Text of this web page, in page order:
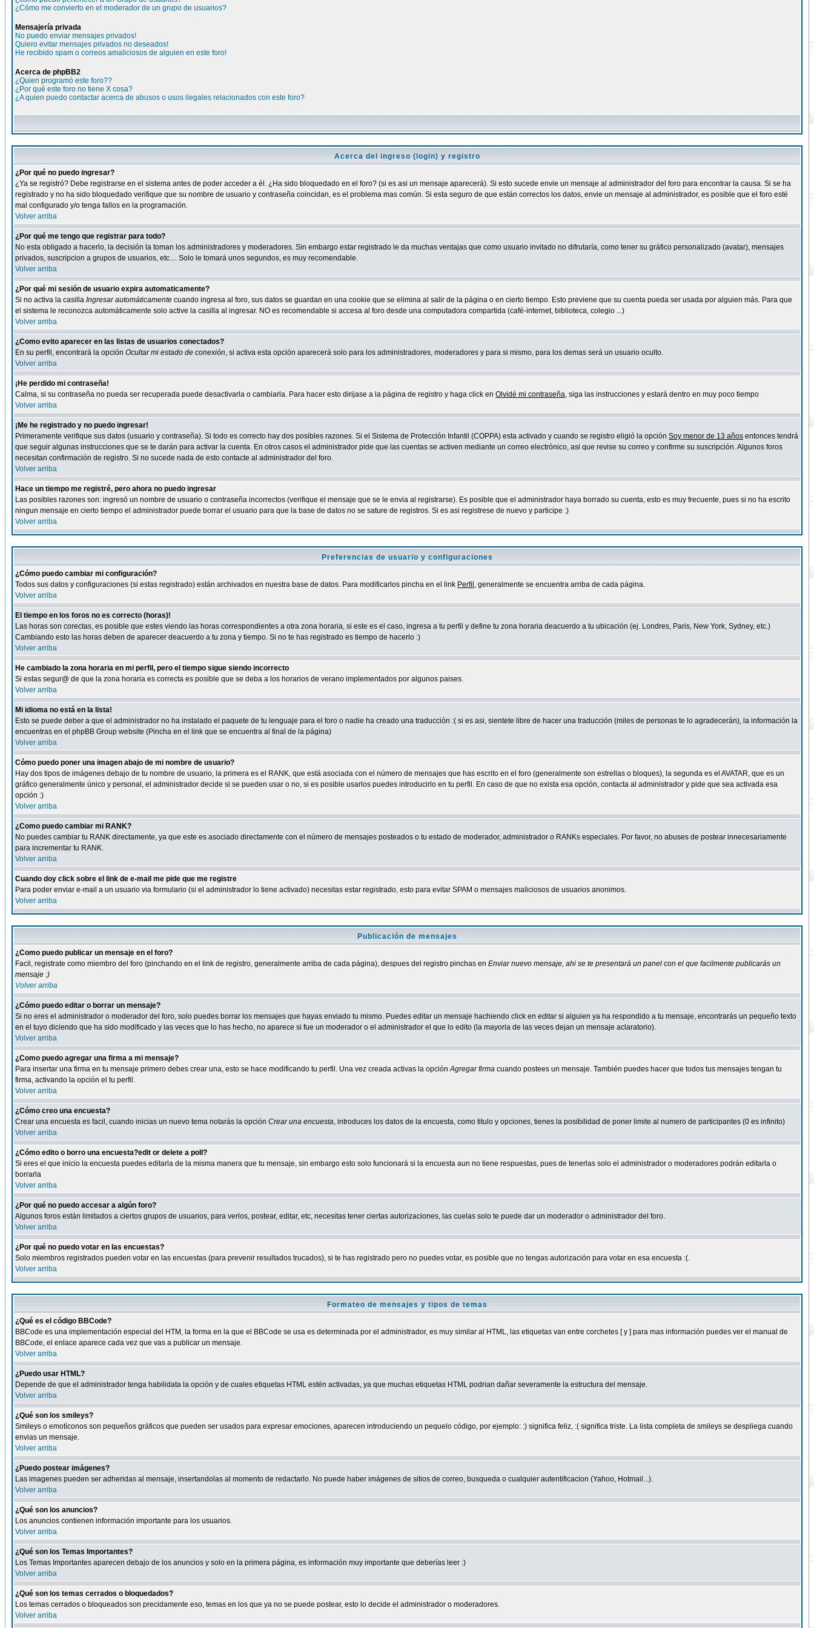
¿Cómo me convierto en el moderador de un grupo de usuarios?
Mensajería privada
No puedo enviar mensajes privados!
Quiero evitar mensajes privados no deseados!
He recibido spam o correos amaliciosos de alguien en este foro!
Acerca de phpBB2
¿Quien programó este foro??
¿Por qué este foro no tiene X cosa?
¿A quien puedo contactar acerca de abusos o usos ilegales relacionados con este foro?
Acerca del ingreso (login) y registro
¿Por qué no puedo ingresar?
¿Ya se registró? Debe registrarse en el sistema antes de poder acceder a él. ¿Ha sido bloquedado en el foro? (si es asi un mensaje aparecerá). Si esto sucede envie un mensaje al administrador del foro para encontrar la causa. Si se ha
registrado y no ha sido bloquedado verifique que su nombre de usuario y contraseña coincidan, es el problema mas común. Si esta seguro de que están correctos los datos, envie un mensaje al administrador, es posible que el foro esté
mal configurado y/o tenga fallos en la programación.
Volver arriba
¿Por qué me tengo que registrar para todo?
No esta obligado a hacerlo, la decisión la toman los administradores y moderadores. Sin embargo estar registrado le da muchas ventajas que como usuario invitado no difrutaría, como tener su gráfico personalizado (avatar), mensajes
privados, suscripcion a grupos de usuarios, etc.... Solo le tomará unos segundos, es muy recomendable.
Volver arriba
¿Por qué mi sesión de usuario expira automaticamente?
Si no activa la casilla Ingresar automáticamente cuando ingresa al foro, sus datos se guardan en una cookie que se elimina al salir de la página o en cierto tiempo. Esto previene que su cuenta pueda ser usada por alguien más. Para que
el sistema le reconozca automáticamente solo active la casilla al ingresar. NO es recomendable si accesa al foro desde una computadora compartida (café-internet, biblioteca, colegio ...)
Volver arriba
¿Como evito aparecer en las listas de usuarios conectados?
En su perfil, encontrará la opción Ocultar mi estado de conexión, si activa esta opción aparecerá solo para los administradores, moderadores y para si mismo, para los demas será un usuario oculto.
Volver arriba
¡He perdido mi contraseña!
Calma, si su contraseña no pueda ser recuperada puede desactivarla o cambiarla. Para hacer esto dirijase a la página de registro y haga click en Olvidé mi contraseña, siga las instrucciones y estará dentro en muy poco tiempo
Volver arriba
¡Me he registrado y no puedo ingresar!
Primeramente verifique sus datos (usuario y contraseña). Si todo es correcto hay dos posibles razones. Si el Sistema de Protección Infantil (COPPA) esta activado y cuando se registro eligió la opción Soy menor de 13 años entonces tendrá
que seguir algunas instrucciones que se te darán para activar la cuenta. En otros casos el administrador pide que las cuentas se activen mediante un correo electrónico, asi que revise su correo y confirme su suscripción. Algunos foros
necesitan confirmación de registro. Si no sucede nada de esto contacte al administrador del foro.
Volver arriba
Hace un tiempo me registré, pero ahora no puedo ingresar
Las posibles razones son: ingresó un nombre de usuario o contraseña incorrectos (verifique el mensaje que se le envia al registrarse). Es posible que el administrador haya borrado su cuenta, esto es muy frecuente, pues si no ha escrito
ningun mensaje en cierto tiempo el administrador puede borrar el usuario para que la base de datos no se sature de registros. Si es asi registrese de nuevo y participe :)
Volver arriba
Preferencias de usuario y configuraciones
¿Cómo puedo cambiar mi configuración?
Todos sus datos y configuraciones (si estas registrado) están archivados en nuestra base de datos. Para modificarlos pincha en el link Perfil , generalmente se encuentra arriba de cada página.
Volver arriba
El tiempo en los foros no es correcto (horas)!
Las horas son corectas, es posible que estes viendo las horas correspondientes a otra zona horaria, si este es el caso, ingresa a tu perfil y define tu zona horaria deacuerdo a tu ubicación (ej. Londres, Paris, New York, Sydney, etc.)
Cambiando esto las horas deben de aparecer deacuerdo a tu zona y tiempo. Si no te has registrado es tiempo de hacerlo :)
Volver arriba
He cambiado la zona horaria en mi perfil, pero el tiempo sigue siendo incorrecto
Si estas segur@ de que la zona horaria es correcta es posible que se deba a los horarios de verano implementados por algunos paises.
Volver arriba
Mi idioma no está en la lista!
Esto se puede deber a que el administrador no ha instalado el paquete de tu lenguaje para el foro o nadie ha creado una traducción :( si es asi, sientete libre de hacer una traducción (miles de personas te lo agradecerán), la información la
encuentras en el phpBB Group website (Pincha en el link que se encuentra al final de la página)
Volver arriba
Cómo puedo poner una imagen abajo de mi nombre de usuario?
Hay dos tipos de imágenes debajo de tu nombre de usuario, la primera es el RANK, que está asociada con el número de mensajes que has escrito en el foro (generalmente son estrellas o bloques), la segunda es el AVATAR, que es un
gráfico generalmente único y personal, el administrador decide si se pueden usar o no, si es posible usarlos puedes introducirlo en tu perfil. En caso de que no exista esa opción, contacta al administrador y pide que sea activada esa
opción :)
Volver arriba
¿Como puedo cambiar mi RANK?
No puedes cambiar tu RANK directamente, ya que este es asociado directamente con el número de mensajes posteados o tu estado de moderador, administrador o RANKs especiales. Por favor, no abuses de postear innecesariamente
para incrementar tu RANK.
Volver arriba
Cuando doy click sobre el link de e-mail me pide que me registre
Para poder enviar e-mail a un usuario via formulario (si el administrador lo tiene activado) necesitas estar registrado, esto para evitar SPAM o mensajes maliciosos de usuarios anonimos.
Volver arriba
Publicación de mensajes
¿Como puedo publicar un mensaje en el foro?
Facil, registrate como miembro del foro (pinchando en el link de registro, generalmente arriba de cada página), despues del registro pinchas en Enviar nuevo mensaje, ahi se te presentará un panel con el que facilmente publicarás un
mensaje :)
Volver arriba
¿Cómo puedo editar o borrar un mensaje?
Si no eres el administrador o moderador del foro, solo puedes borrar los mensajes que hayas enviado tu mismo. Puedes editar un mensaje hachiendo click en editarsi alguien ya ha respondido a tu mensaje, encontrarás un pequeño texto
en el tuyo diciendo que ha sido modificado y las veces que lo has hecho, no aparece si fue un moderador o el administrador el que lo edito (la mayoria de las veces dejan un mensaje aclaratorio).
Volver arriba
¿Como puedo agregar una firma a mi mensaje?
Para insertar una firma en tu mensaje primero debes crear una, esto se hace modificando tu perfil. Una vez creada activas la opciónAgregar firma cuando postees un mensaje. También puedes hacer que todos tus mensajes tengan tu
firma, activando la opción el tu perfil.
Volver arriba
¿Cómo creo una encuesta?
Crear una encuesta es facil, cuando inicias un nuevo tema notarás la opción Crear una encuesta, introduces los datos de la encuesta, como titulo y opciones, tienes la posibilidad de poner limite al numero de participantes (0 es infinito)
Volver arriba
¿Cómo edito o borro una encuesta?edit or delete a poll?
Si eres el que inicio la encuesta puedes editarla de la misma manera que tu mensaje, sin embargo esto solo funcionará si la encuesta aun no tiene respuestas, pues de tenerlas solo el administrador o moderadores podrán editarla o
borrarla
Volver arriba
¿Por qué no puedo accesar a algún foro?
Algunos foros están limitados a ciertos grupos de usuarios, para verlos, postear, editar, etc, necesitas tener ciertas autorizaciones, las cuelas solo te puede dar un moderador o administrador del foro.
Volver arriba
¿Por qué no puedo votar en las encuestas?
Solo miembros registrados pueden votar en las encuestas (para prevenir resultados trucados), si te has registrado pero no puedes votar, es posible que no tengas autorización para votar en esa encuesta :(.
Volver arriba
Formateo de mensajes y tipos de temas
¿Qué es el código BBCode?
BBCode es una implementación especial del HTM, la forma en la que el BBCode se usa es determinada por el administrador, es muy similar al HTML, las etiquetas van entre corchetes [ y ] para mas información puedes ver el manual de
BBCode, el enlace aparece cada vez que vas a publicar un mensaje.
Volver arriba
¿Puedo usar HTML?
Depende de que el administrador tenga habilidata la opción y de cuales etiquetas HTML estén activadas, ya que muchas etiquetas HTML podrian dañar severamente la estructura del mensaje.
Volver arriba
¿Qué son los smileys?
Smileys o emotíconos son pequeños gráficos que pueden ser usados para expresar emociones, aparecen introduciendo un pequelo código, por ejemplo: :) significa feliz, :( significa triste. La lista completa de smileys se despliega cuando
envias un mensaje.
Volver arriba
¿Puedo postear imágenes?
Las imagenes pueden ser adheridas al mensaje, insertandolas al momento de redactarlo. No puede haber imágenes de sitios de correo, busqueda o cualquier autentificacion (Yahoo, Hotmail...).
Volver arriba
¿Qué son los anuncios?
Los anuncios contienen información importante para los usuarios.
Volver arriba
¿Qué son los Temas Importantes?
Los Temas Importantes aparecen debajo de los anuncios y solo en la primera página, es información muy importante que deberías leer :)
Volver arriba
¿Qué son los temas cerrados o bloquedados?
Los temas cerrados o bloqueados son precidamente eso, temas en los que ya no se puede postear, esto lo decide el administrador o moderadores.
Volver arriba